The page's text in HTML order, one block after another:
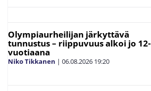
Olympiaurheilijan järkyttävä
tunnustus – riippuvuus alkoi jo 12-
vuotiaana
Niko Tikkanen | 06.08.2026 19:20